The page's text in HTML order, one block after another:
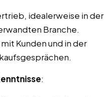
idealerweise in der
Branche.
Kunden und in der
: